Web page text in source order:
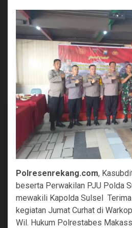
Polresenrekang.com,
beserta Perwakilan PJU Polda
mewakili Kapolda Sulsel
kegiatan Jumat Curhat di
Wil. Hukum Polrestabes